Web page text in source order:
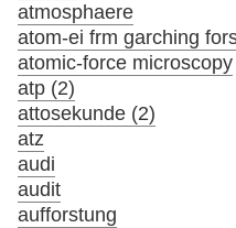
atmosphaere
atom-ei frm garching
atomic-force microscopy
atp (2)
attosekunde (2)
atz
audi
audit
aufforstung